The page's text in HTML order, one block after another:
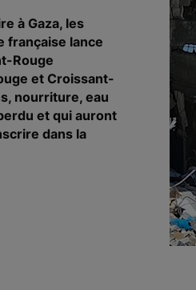
à Gaza, les
française lance
Rouge
et Croissant-
nourriture, eau
et qui auront
dans la